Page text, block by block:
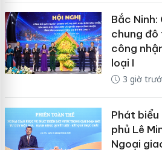
Bắc
chung đô
công
loại I
3 giờ
Phát
phủ Lê
Ngoại